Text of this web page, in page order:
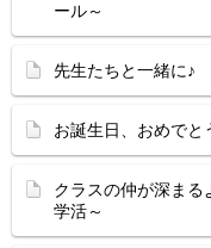
ール～
先生たちと一緒に
お誕生日、おめで
クラスの仲が深ま
学活～